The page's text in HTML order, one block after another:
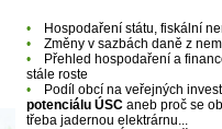
•
Hospodaření státu, fiskální
•
Změny v sazbách daně z
•
Přehled hospodaření a
stále roste
•
Podíl obcí na veřejných
potenciálu ÚSCaneb proč se
třeba jadernou elektrárnu...